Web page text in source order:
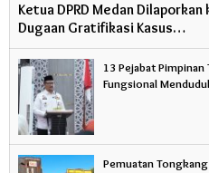
Ketua DPRD Medan
Dugaan Gratifikasi Kasus…
13 Pejabat
Fungsional
Pemuatan